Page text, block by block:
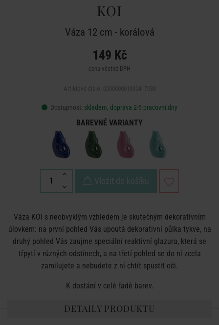
KOI
Váza 12 cm - korálová
149 Kč
cena včetně DPH
Dostupnost: skladem, doprava 2-5 pracovní dny
BAREVNÉ VARIANTY
Vložit do košíku
Váza KOI s neobvyklým vzhledem je skutečným dekorativním
úlovkem: na první pohled Vás upoutá dekorativní půlka tykve, na
druhý pohled Vás zaujme speciální reaktivní glazura, která se
třpytí v různých odstínech, a na třetí pohled se do ní zcela
zamilujete a nebudete z ní chtít spustit oči.
K dostání v celé řadě barev.
DETAILY PRODUKTU